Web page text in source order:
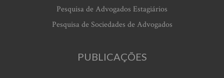
Pesquisa de Advogados Estagiários
Pesquisa de Sociedades de Advogados
PUBLICAÇÕES